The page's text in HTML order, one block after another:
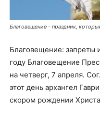
Благовещение - праздник,
Благовещение: запреты
году Благовещение
на четверг, 7 апреля.
этот день архангел
скором рождении